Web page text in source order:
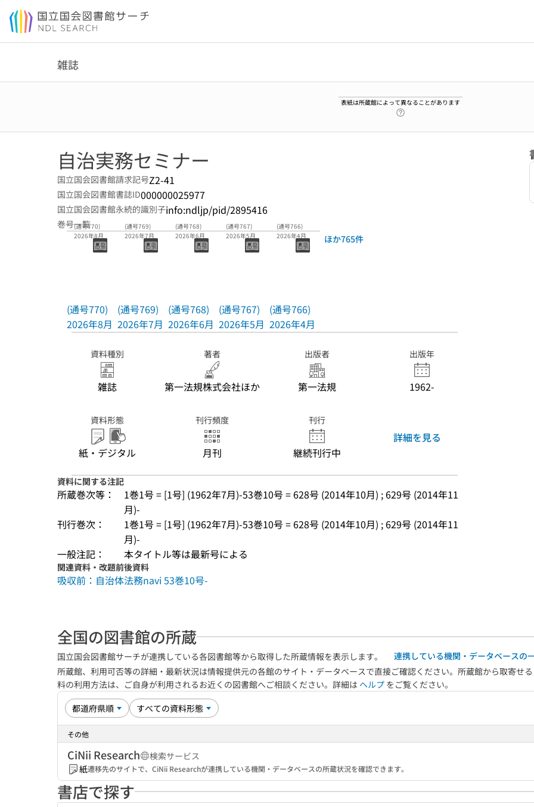
本文へ移動
雑誌
表紙は所蔵館によって異なることがあります
自治実務セミナー
国立国会図書館請求記号Z2-41
国立国会図書館書誌ID000000025977
国立国会図書館永続的識別子info:ndljp/pid/2895416
巻号一覧
(通号770)
2026年8月
(通号770)
2026年8月
(通号769)
2026年7月
(通号769)
2026年7月
(通号768)
2026年6月
(通号768)
2026年6月
(通号767)
2026年5月
(通号767)
2026年5月
(通号766)
2026年4月
(通号766)
2026年4月
ほか765件
資料種別
雑誌
著者
第一法規株式会社ほか
出版者
第一法規
出版年
1962-
資料形態
紙・デジタル
刊行頻度
月刊
刊行
継続刊行中
詳細を見る
資料に関する注記
所蔵巻次等：
1巻1号 = [1号] (1962年7月)-53巻10号 = 628号 (2014年10月) ; 629号 (2014年11
月)-
刊行巻次：
1巻1号 = [1号] (1962年7月)-53巻10号 = 628号 (2014年10月) ; 629号 (2014年11
月)-
一般注記：
本タイトル等は最新号による
関連資料・改題前後資料
吸収前：自治体法務navi 53巻10号-
全国の図書館の所蔵
国立国会図書館サーチが連携している各図書館等から取得した所蔵情報を表示します。
連携している機関・データベースの
所蔵館、利用可否等の詳細・最新状況は情報提供元の各館のサイト・データベースで直接ご確認ください。所蔵館から取寄せ
料の利用方法は、ご自身が利用されるお近くの図書館へご相談ください。詳細は ヘルプ をご覧ください。
その他
CiNii Research
検索サービス
紙遷移先のサイトで、CiNii Researchが連携している機関・データベースの所蔵状況を確認できます。
書店で探す